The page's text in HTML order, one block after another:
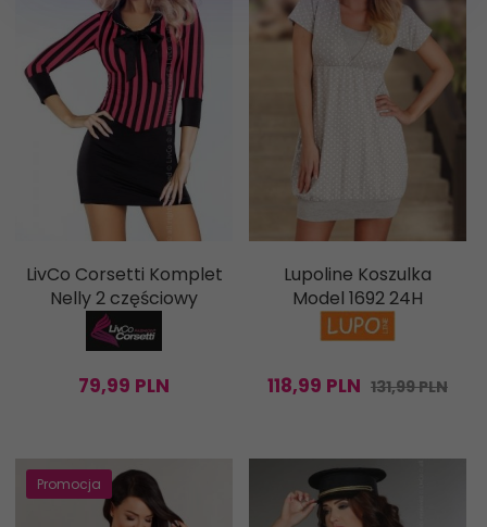
LivCo Corsetti Komplet
Nelly 2 częściowy
79,99 PLN
Lupoline Koszulka
Model 1692 24H
118,99 PLN 131,99 PLN
Promocja